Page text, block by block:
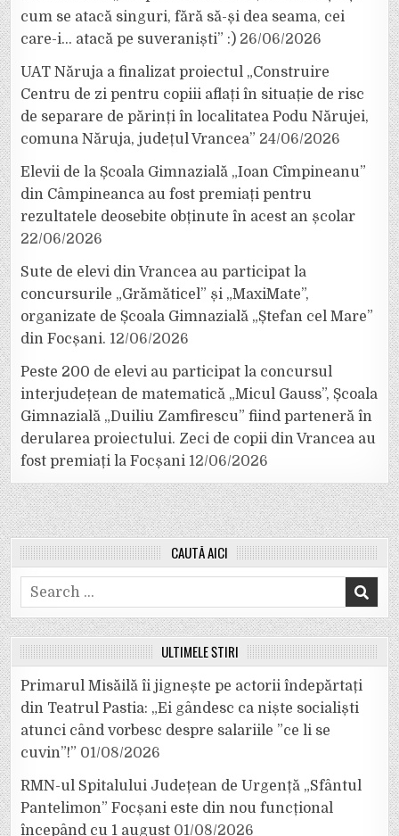
cum se atacă singuri, fără să-și dea seama, cei
care-i… atacă pe suveraniști” :) 26/06/2026
UAT Năruja a finalizat proiectul „Construire
Centru de zi pentru copiii aflați în situație de risc
de separare de părinți în localitatea Podu Nărujei,
comuna Năruja, județul Vrancea” 24/06/2026
Elevii de la Școala Gimnazială „Ioan Cîmpineanu”
din Câmpineanca au fost premiați pentru
rezultatele deosebite obținute în acest an școlar
22/06/2026
Sute de elevi din Vrancea au participat la
concursurile „Grămăticel” și „MaxiMate”,
organizate de Școala Gimnazială „Ștefan cel Mare”
din Focșani. 12/06/2026
Peste 200 de elevi au participat la concursul
interjudețean de matematică „Micul Gauss”, Școala
Gimnazială „Duiliu Zamfirescu” fiind parteneră în
derularea proiectului. Zeci de copii din Vrancea au
fost premiați la Focșani 12/06/2026
CAUTĂ AICI
Search
for:
ULTIMELE ȘTIRI
Primarul Misăilă îi jignește pe actorii îndepărtați
din Teatrul Pastia: „Ei gândesc ca niște socialiști
atunci când vorbesc despre salariile ”ce li se
cuvin”!” 01/08/2026
RMN-ul Spitalului Județean de Urgență „Sfântul
Pantelimon” Focșani este din nou funcțional
începând cu 1 august 01/08/2026